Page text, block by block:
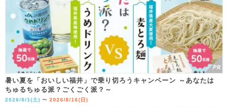
暑い夏を「おいしい福井」で乗り切ろうキャンペーン ～あなたは
ちゅるちゅる派？ごくごく派？～
2026/8/1(土) 〜 2026/8/16(日)